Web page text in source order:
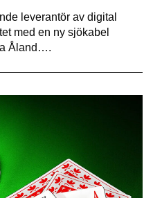
leverantör av digital
med en ny sjökabel
Åland….